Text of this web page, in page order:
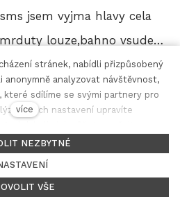
jsem vyjma hlavy cela
louze,bahno vsude…
sukni,v tech nasaklych
pretlacila Polsko-
zadkem jet taky neslo…
km, 18:26:28): loni
se zajicem kdyz
stránek, nabídli přizpůsobený
anonymně analyzovat návštěvnost,
které sdílíme se svými partnery pro
Jejich nastavení upravíte
najdete v našich Zásadách
souborů cookies. Souhlasíte
více
NEZBYTNÉ
VŠE